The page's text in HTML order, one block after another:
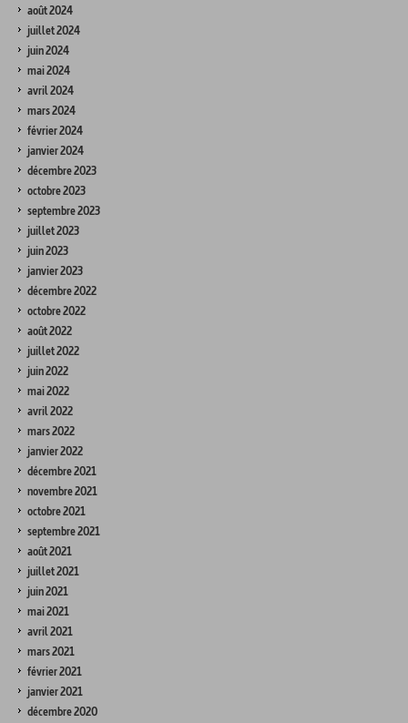
août 2024
juillet 2024
juin 2024
mai 2024
avril 2024
mars 2024
février 2024
janvier 2024
décembre 2023
octobre 2023
septembre 2023
juillet 2023
juin 2023
janvier 2023
décembre 2022
octobre 2022
août 2022
juillet 2022
juin 2022
mai 2022
avril 2022
mars 2022
janvier 2022
décembre 2021
novembre 2021
octobre 2021
septembre 2021
août 2021
juillet 2021
juin 2021
mai 2021
avril 2021
mars 2021
février 2021
janvier 2021
décembre 2020